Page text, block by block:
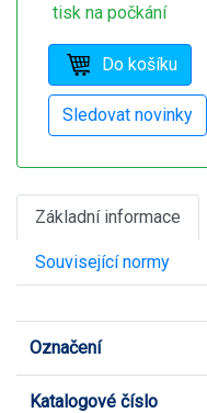
tisk na počkání
Základní informace
Související normy
Označení
Katalogové číslo